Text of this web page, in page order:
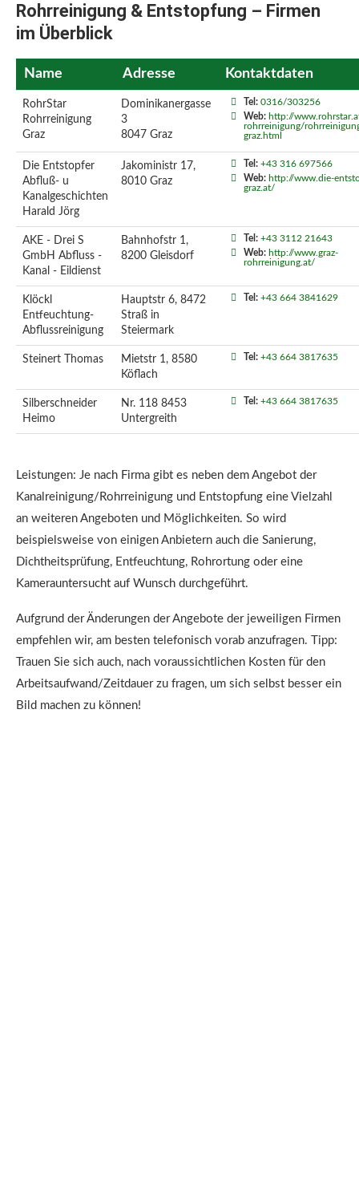
Rohrreinigung & Entstopfung – Firmen
im Überblick
Name Adresse Kontaktdaten
RohrStar
Rohrreinigung
Graz
Dominikanergasse
3
8047 Graz
Tel: 0316/303256
Web: http://
rohrreinigung/
graz.html
Die Entstopfer
Abfluß- u
Kanalgeschichten
Harald Jörg
Jakoministr 17,
8010 Graz
Tel: +43 316 697566
Web: http://www.die-
graz.at/
AKE - Drei S
GmbH Abfluss -
Kanal - Eildienst
Bahnhofstr 1,
8200 Gleisdorf
Tel: +43 3112 21643
Web: http://www.graz-
rohrreinigung.at/
Klöckl
Entfeuchtung-
Abflussreinigung
Hauptstr 6, 8472
Straß in
Steiermark
Tel: +43 664 3841629
Steinert Thomas
Mietstr 1, 8580
Köflach
Tel: +43 664 3817635
Silberschneider
Heimo
Nr. 118 8453
Untergreith
Tel: +43 664 3817635
Leistungen: Je nach Firma gibt es neben dem Angebot der
Kanalreinigung/Rohrreinigung und Entstopfung eine Vielzahl
an weiteren Angeboten und Möglichkeiten. So wird
beispielsweise von einigen Anbietern auch die Sanierung,
Dichtheitsprüfung, Entfeuchtung, Rohrortung oder eine
Kamerauntersucht auf Wunsch durchgeführt.
Aufgrund der Änderungen der Angebote der jeweiligen Firmen
empfehlen wir, am besten telefonisch vorab anzufragen. Tipp:
Trauen Sie sich auch, nach voraussichtlichen Kosten für den
Arbeitsaufwand/Zeitdauer zu fragen, um sich selbst besser ein
Bild machen zu können!